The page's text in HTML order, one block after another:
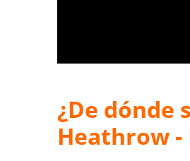
¿De dónde
Heathrow -